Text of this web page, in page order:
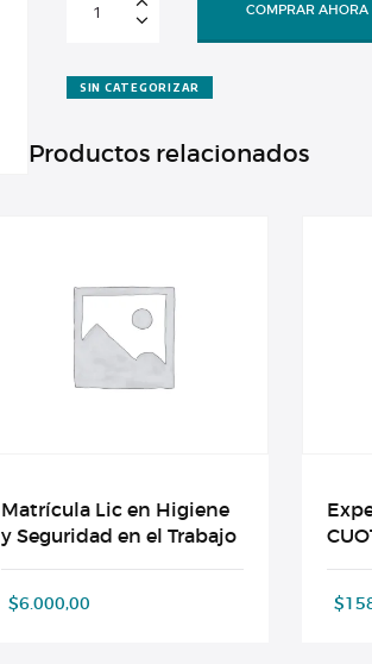
1
(con
descuento)
COMPRAR AHORA
SIN CATEGORIZAR
Productos relacionados
Matrícula Lic en Higiene
y Seguridad en el Trabajo
$6.000,00 $